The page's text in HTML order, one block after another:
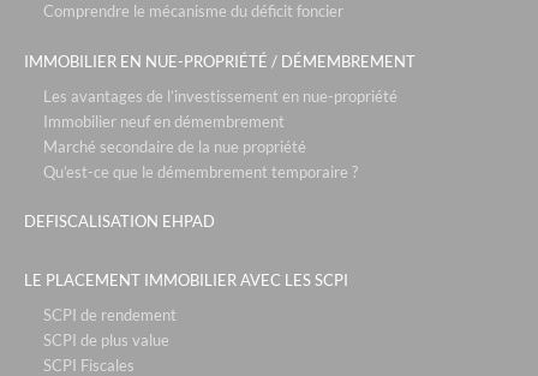
Comprendre le mécanisme du déficit foncier
IMMOBILIER EN NUE-PROPRIÉTÉ / DÉMEMBREMENT
Les avantages de l’investissement en nue-propriété
Immobilier neuf en démembrement
Marché secondaire de la nue propriété
Qu’est-ce que le démembrement temporaire ?
DEFISCALISATION EHPAD
LE PLACEMENT IMMOBILIER AVEC LES SCPI
SCPI de rendement
SCPI de plus value
SCPI Fiscales